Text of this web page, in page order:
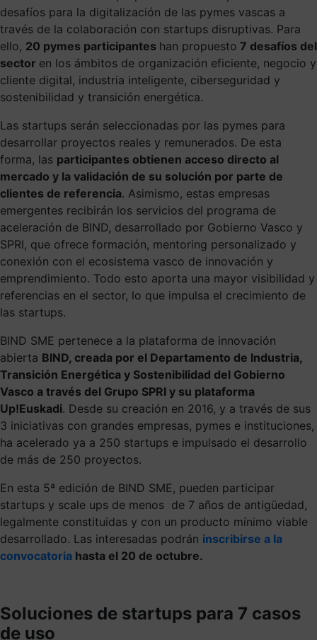
desafíos para la digitalización de las pymes vascas a
través de la colaboración con startups disruptivas. Para
ello, 20 pymes participantes han propuesto 7 desafíos del
sector en los ámbitos de organización eficiente, negocio y
cliente digital, industria inteligente, ciberseguridad y
sostenibilidad y transición energética.
Las startups serán seleccionadas por las pymes para
desarrollar proyectos reales y remunerados. De esta
forma, las participantes obtienen acceso directo al
mercado y la validación de su solución por parte de
clientes de referencia. Asimismo, estas empresas
emergentes recibirán los servicios del programa de
aceleración de BIND, desarrollado por Gobierno Vasco y
SPRI, que ofrece formación, mentoring personalizado y
conexión con el ecosistema vasco de innovación y
emprendimiento. Todo esto aporta una mayor visibilidad y
referencias en el sector, lo que impulsa el crecimiento de
las startups.
BIND SME pertenece a la plataforma de innovación
abierta BIND, creada por el Departamento de Industria,
Transición Energética y Sostenibilidad del Gobierno
Vasco a través del Grupo SPRI y su plataforma
Up!Euskadi. Desde su creación en 2016, y a través de sus
3 iniciativas con grandes empresas, pymes e instituciones,
ha acelerado ya a 250 startups e impulsado el desarrollo
de más de 250 proyectos.
En esta 5ª edición de BIND SME, pueden participar
startups y scale ups de menos de 7 años de antigüedad,
legalmente constituidas y con un producto mínimo viable
desarrollado. Las interesadas podrán inscribirse a la
convocatoria hasta el 20 de octubre.
Soluciones de startups para 7 casos
de uso